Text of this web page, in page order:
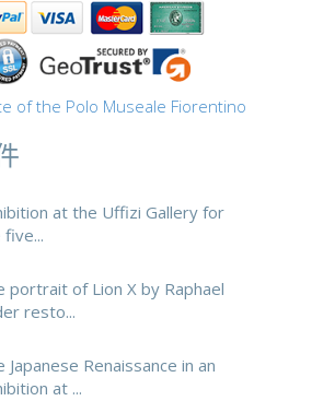
of the Polo Museale Fiorentino
at the Uffizi Gallery for
portrait of Lion X by Raphael
resto...
Japanese Renaissance in an
at ...